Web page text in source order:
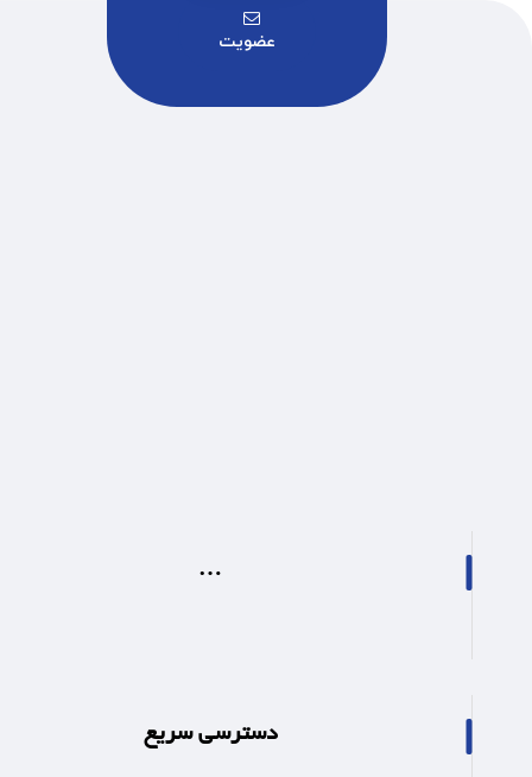
عضویت
…
دسترسی سریع